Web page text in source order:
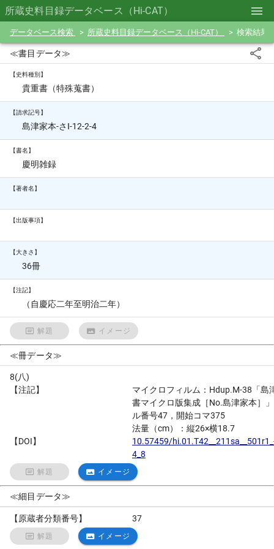
所蔵史料目録データベース（Hi-CAT）
データベース検索 所蔵史料目録データベース（Hi-CAT） 検索結果
≪書目データ≫
【史料種別】
貴重書（特殊蒐書）
【請求記号】
島津家本-さⅠ-12-2-4
【書名】
慶明雑録
【著者名】
【出版事項】
【大きさ】
36冊
【注記】
（自慶応二年至明治二年）
解題 イメージ
≪冊データ≫
8(八)
【注記】
マイクロフィルム：Hdup.M-38「島
書マイクロ版集成［No.島津家本］
ル番号47，開始コマ375
法量（cm）：縦26×横18.7
【DOI】
10.57459/
4_8
解題 イメージ
≪細目データ≫
【原蔵者分類番号】 37
解題 イメージ